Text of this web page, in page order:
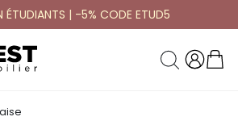
ÉTUDIANTS | -5% CODE ETUD5